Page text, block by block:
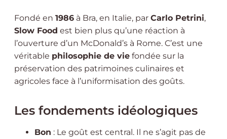
Fondé en 1986 à Bra, en Italie, par Carlo Petrini,
Slow Food est bien plus qu’une réaction à
l’ouverture d’un McDonald’s à Rome. C’est une
véritable philosophie de vie fondée sur la
préservation des patrimoines culinaires et
agricoles face à l’uniformisation des goûts.
Les fondements idéologiques
Bon : Le goût est central. Il ne s’agit pas de